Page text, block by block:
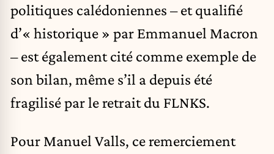
politiques calédoniennes – et qualifié
d’« historique » par Emmanuel Macron
– est également cité comme exemple de
son bilan, même s’il a depuis été
fragilisé par le retrait du FLNKS.
Pour Manuel Valls, ce remerciement